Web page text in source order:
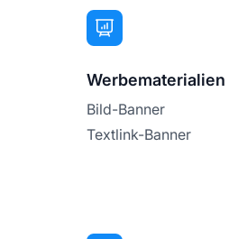
Werbematerialien
Bild-Banner
Textlink-Banner